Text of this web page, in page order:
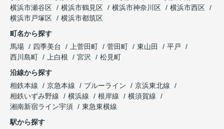
横浜市瀬谷区
横浜市鶴見区 横浜市神奈川区
横浜市西区
横浜市戸塚区
横浜市都筑区
町名から探す
馬場
四季美台 上菅田町 菅田町 東山田
平戸
西川島町
上白根 宮沢
松見町
沿線から探す
相鉄本線
京急本線 ブルーライン
京浜東北線
相鉄いずみ野線
横浜線 根岸線
横須賀線
湘南新宿ライン宇須
東急東横線
駅から探す